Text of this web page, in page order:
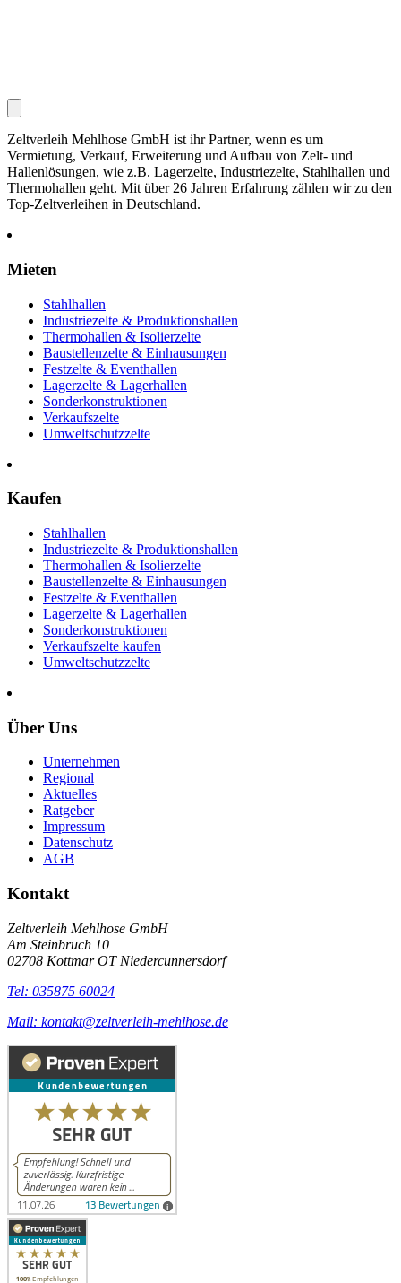
Zeltverleih Mehlhose GmbH ist ihr Partner, wenn es um
Vermietung, Verkauf, Erweiterung und Aufbau von Zelt- und
Hallenlösungen, wie z.B. Lagerzelte, Industriezelte, Stahlhallen und
Thermohallen geht. Mit über 26 Jahren Erfahrung zählen wir zu den
Top-Zeltverleihen in Deutschland.
Mieten
Stahlhallen
Industriezelte & Produktionshallen
Thermohallen & Isolierzelte
Baustellenzelte & Einhausungen
Festzelte & Eventhallen
Lagerzelte & Lagerhallen
Sonderkonstruktionen
Verkaufszelte
Umweltschutzzelte
Kaufen
Stahlhallen
Industriezelte & Produktionshallen
Thermohallen & Isolierzelte
Baustellenzelte & Einhausungen
Festzelte & Eventhallen
Lagerzelte & Lagerhallen
Sonderkonstruktionen
Verkaufszelte kaufen
Umweltschutzzelte
Über Uns
Unternehmen
Regional
Aktuelles
Ratgeber
Impressum
Datenschutz
AGB
Kontakt
Zeltverleih Mehlhose GmbH
Am Steinbruch 10
02708 Kottmar OT Niedercunnersdorf
Tel: 035875 60024
Mail: kontakt@zeltverleih-mehlhose.de